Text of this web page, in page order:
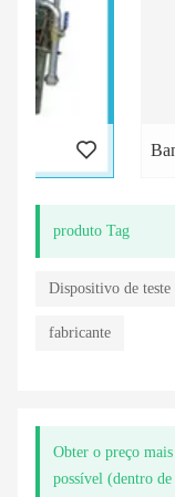
Banco de
produto Tag
Dispositivo de teste
fabricante
Obter o preço
possível (dentro de